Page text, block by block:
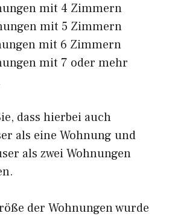
mit 4 Zimmern
mit 5 Zimmern
mit 6 Zimmern
mit 7 oder mehr
dass hierbei auch
als eine Wohnung und
als zwei Wohnungen
der Wohnungen wurde